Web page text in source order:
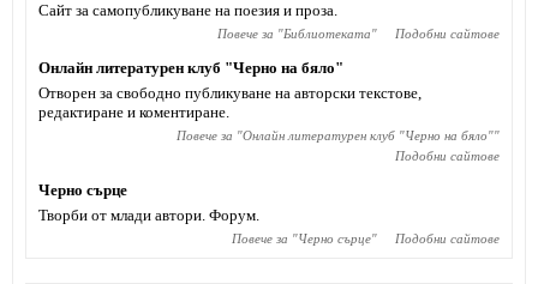
Сайт за самопубликуване на поезия и проза.
Повече за "Библиотеката" Подобни сайтове
Онлайн литературен клуб "Черно на бяло"
Отворен за свободно публикуване на авторски текстове,
редактиране и коментиране.
Повече за "Онлайн литературен клуб "Черно на бяло""
Подобни сайтове
Черно сърце
Творби от млади автори. Форум.
Повече за "Черно сърце" Подобни сайтове